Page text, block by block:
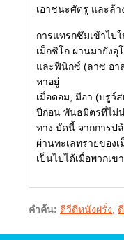
เอาชนะศัตรู และล้
การแทรกซึมเข้าไป
เม็กซิโก ผ่านมายัง
และฟีนิกซ์ (ลาซ อา
หาอยู่
เมื่อดอม, มีอา (บรูว์
ปีก่อน พันธมิตรที่ไม่น่
ทาง บัดนี้ จากการป
ผ่านทะเลทรายของ
เป็นไปได้เมื่อพวกเ
คำค้น: ดีวีดีหนังฝรั่ง